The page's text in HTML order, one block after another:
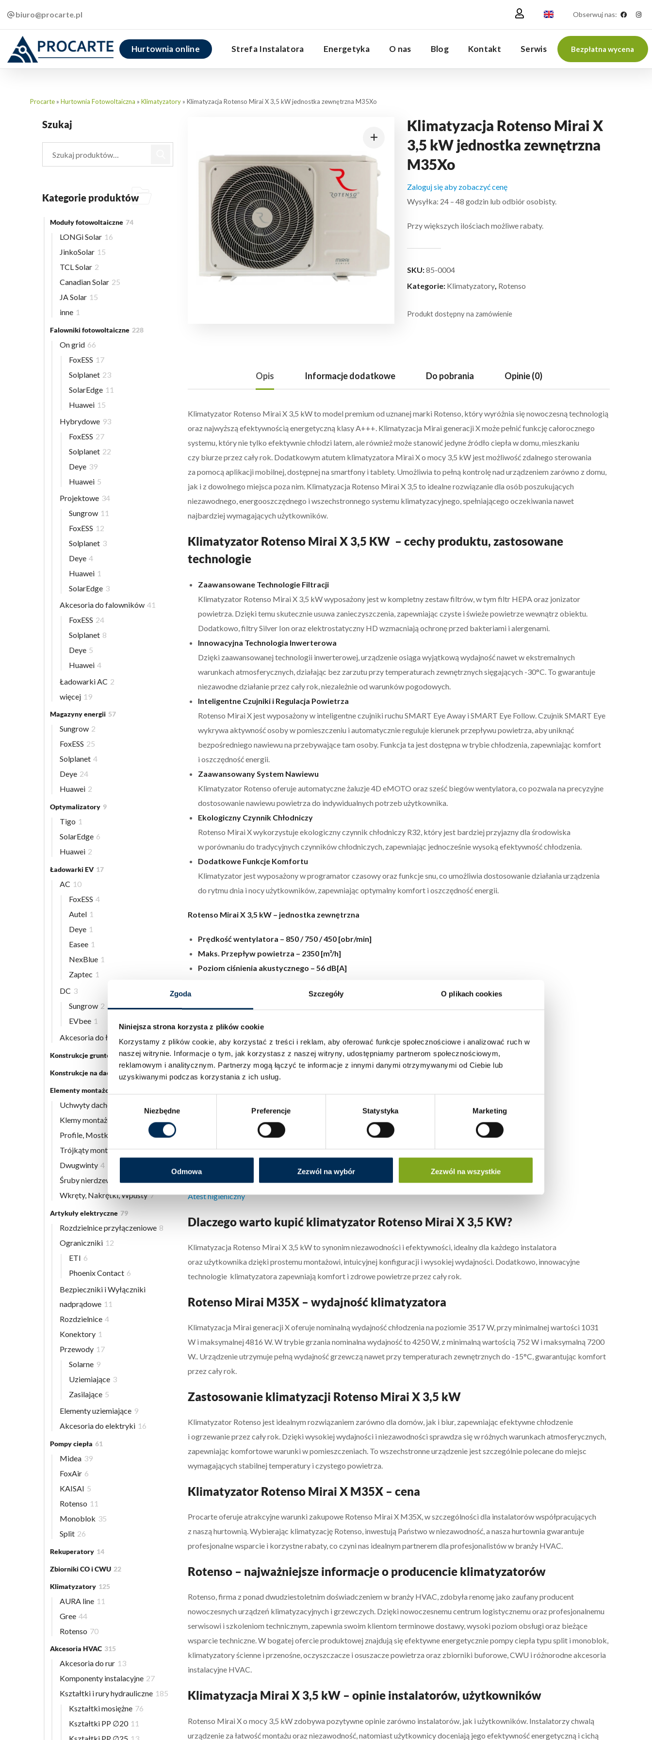
Zgoda Szczegóły O plikach cookies
Niniejsza strona korzysta z plików cookie
Korzystamy z plików cookie, aby korzystać z treści i reklam, aby oferować funkcje społecznościowe i analizować ruch w
naszej witrynie. Informacje o tym, jak korzystasz z naszej witryny, udostępniamy partnerom społecznościowym,
reklamowym i analitycznym. Partnerzy mogą łączyć te informacje z innymi danymi otrzymywanymi od Ciebie lub
uzyskiwanymi podczas korzystania z ich usług.
Niezbędne Preferencje Statystyka Marketing
Odmowa Zezwól na wybór Zezwól na wszystkie
biuro@procarte.pl Obserwuj nas:
Hurtownia online Strefa Instalatora Energetyka O nas Blog Kontakt Serwis Bezpłatna wycena
Procarte » Hurtownia Fotowoltaiczna » Klimatyzatory » Klimatyzacja Rotenso Mirai X 3,5 kW jednostka zewnętrzna M35Xo
Klimatyzacja Rotenso Mirai X
3,5 kW jednostka zewnętrzna
M35Xo
Zaloguj się aby zobaczyć cenę
Wysyłka: 24 – 48 godzin lub odbiór osobisty.
Przy większych ilościach możliwe rabaty.
SKU:85-0004
Kategorie: Klimatyzatory, Rotenso
Produkt dostępny na zamówienie
Opis Informacje dodatkowe Do pobrania Opinie (0)
Klimatyzator Rotenso Mirai X 3,5 kW to model premium od uznanej marki Rotenso, który wyróżnia się nowoczesną technologią
oraz najwyższą efektywnością energetyczną klasy A+++. Klimatyzacja Mirai generacji X może pełnić funkcję całorocznego
systemu, który nie tylko efektywnie chłodzi latem, ale również może stanowić jedyne źródło ciepła w domu, mieszkaniu
czy biurze przez cały rok. Dodatkowym atutem klimatyzatora Mirai X o mocy 3,5 kW jest możliwość zdalnego sterowania
za pomocą aplikacji mobilnej, dostępnej na smartfony i tablety. Umożliwia to pełną kontrolę nad urządzeniem zarówno z domu,
jak i z dowolnego miejsca poza nim. Klimatyzacja Rotenso Mirai X 3,5 to idealne rozwiązanie dla osób poszukujących
niezawodnego, energooszczędnego i wszechstronnego systemu klimatyzacyjnego, spełniającego oczekiwania nawet
najbardziej wymagających użytkowników.
Klimatyzator Rotenso Mirai X 3,5 KW – cechy produktu, zastosowane
technologie
Zaawansowane Technologie Filtracji
Klimatyzator Rotenso Mirai X 3,5 kW wyposażony jest w kompletny zestaw filtrów, w tym filtr HEPA oraz jonizator
powietrza. Dzięki temu skutecznie usuwa zanieczyszczenia, zapewniając czyste i świeże powietrze wewnątrz obiektu.
Dodatkowo, filtry Silver Ion oraz elektrostatyczny HD wzmacniają ochronę przed bakteriami i alergenami.
Innowacyjna Technologia Inwerterowa
Dzięki zaawansowanej technologii inwerterowej, urządzenie osiąga wyjątkową wydajność nawet w ekstremalnych
warunkach atmosferycznych, działając bez zarzutu przy temperaturach zewnętrznych sięgających -30°C. To gwarantuje
niezawodne działanie przez cały rok, niezależnie od warunków pogodowych.
Inteligentne Czujniki i Regulacja Powietrza
Rotenso Mirai X jest wyposażony w inteligentne czujniki ruchu SMART Eye Away i SMART Eye Follow. Czujnik SMART Eye
wykrywa aktywność osoby w pomieszczeniu i automatycznie reguluje kierunek przepływu powietrza, aby uniknąć
bezpośredniego nawiewu na przebywające tam osoby. Funkcja ta jest dostępna w trybie chłodzenia, zapewniając komfort
i oszczędność energii.
Zaawansowany System Nawiewu
Klimatyzator Rotenso oferuje automatyczne żaluzje 4D eMOTO oraz sześć biegów wentylatora, co pozwala na precyzyjne
dostosowanie nawiewu powietrza do indywidualnych potrzeb użytkownika.
Ekologiczny Czynnik Chłodniczy
Rotenso Mirai X wykorzystuje ekologiczny czynnik chłodniczy R32, który jest bardziej przyjazny dla środowiska
w porównaniu do tradycyjnych czynników chłodniczych, zapewniając jednocześnie wysoką efektywność chłodzenia.
Dodatkowe Funkcje Komfortu
Klimatyzator jest wyposażony w programator czasowy oraz funkcje snu, co umożliwia dostosowanie działania urządzenia
do rytmu dnia i nocy użytkowników, zapewniając optymalny komfort i oszczędność energii.
Rotenso Mirai X 3,5 kW – jednostka zewnętrzna
Prędkość wentylatora – 850 / 750 / 450 [obr/min]
Maks. Przepływ powietrza – 2350 [m³/h]
Poziom ciśnienia akustycznego – 56 dB[A]
Wymiary netto – 805 × 330 × 554[mm]
Wymiary brutto – 915 × 370 × 615 [mm]
Waga netto – 28,4 [kg]
Waga brutto – 31 [kg]
Rozstaw mocowań – 511 × 317 [mm]
Typ sprężarki – Rotacyjna DC
Do pobrania:
Instrukcja obsługi WI-FI
Deklaracja zgodności
Atest higieniczny
Dlaczego warto kupić klimatyzator Rotenso Mirai X 3,5 KW?
Klimatyzacja Rotenso Mirai X 3,5 kW to synonim niezawodności i efektywności, idealny dla każdego instalatora
oraz użytkownika dzięki prostemu montażowi, intuicyjnej konfiguracji i wysokiej wydajności. Dodatkowo, innowacyjne
technologie klimatyzatora zapewniają komfort i zdrowe powietrze przez cały rok.
Rotenso Mirai M35X – wydajność klimatyzatora
Klimatyzacja Mirai generacji X oferuje nominalną wydajność chłodzenia na poziomie 3517 W, przy minimalnej wartości 1031
W i maksymalnej 4816 W. W trybie grzania nominalna wydajność to 4250 W, z minimalną wartością 752 W i maksymalną 7200
W.. Urządzenie utrzymuje pełną wydajność grzewczą nawet przy temperaturach zewnętrznych do -15°C, gwarantując komfort
przez cały rok.
Zastosowanie klimatyzacji Rotenso Mirai X 3,5 kW
Klimatyzator Rotenso jest idealnym rozwiązaniem zarówno dla domów, jak i biur, zapewniając efektywne chłodzenie
i ogrzewanie przez cały rok. Dzięki wysokiej wydajności i niezawodności sprawdza się w różnych warunkach atmosferycznych,
zapewniając komfortowe warunki w pomieszczeniach. To wszechstronne urządzenie jest szczególnie polecane do miejsc
wymagających stabilnej temperatury i czystego powietrza.
Klimatyzator Rotenso Mirai X M35X – cena
Procarte oferuje atrakcyjne warunki zakupowe Rotenso Mirai X M35X, w szczególności dla instalatorów współpracujących
z naszą hurtownią. Wybierając klimatyzację Rotenso, inwestują Państwo w niezawodność, a nasza hurtownia gwarantuje
profesjonalne wsparcie i korzystne rabaty, co czyni nas idealnym partnerem dla profesjonalistów w branży HVAC.
Rotenso – najważniejsze informacje o producencie klimatyzatorów
Rotenso, firma z ponad dwudziestoletnim doświadczeniem w branży HVAC, zdobyła renomę jako zaufany producent
nowoczesnych urządzeń klimatyzacyjnych i grzewczych. Dzięki nowoczesnemu centrum logistycznemu oraz profesjonalnemu
serwisowi i szkoleniom technicznym, zapewnia swoim klientom terminowe dostawy, wysoki poziom obsługi oraz bieżące
wsparcie techniczne. W bogatej ofercie produktowej znajdują się efektywne energetycznie pompy ciepła typu split i monoblok,
klimatyzatory ścienne i przenośne, oczyszczacze i osuszacze powietrza oraz zbiorniki buforowe, CWU i różnorodne akcesoria
instalacyjne HVAC.
Klimatyzacja Mirai X 3,5 kW – opinie instalatorów, użytkowników
Rotenso Mirai X o mocy 3,5 kW zdobywa pozytywne opinie zarówno instalatorów, jak i użytkowników. Instalatorzy chwalą
urządzenie za łatwość montażu oraz niezawodność, natomiast użytkownicy doceniają jego efektywność energetyczną i cichą
Szukaj
Kategorie produktów
Moduły fotowoltaiczne 74
LONGi Solar 16
JinkoSolar 15
TCL Solar 2
Canadian Solar 25
JA Solar 15
inne 1
Falowniki fotowoltaiczne 228
On grid 66
FoxESS 17
Solplanet 23
SolarEdge 11
Huawei 15
Hybrydowe 93
FoxESS 27
Solplanet 22
Deye 39
Huawei 5
Projektowe 34
Sungrow 11
FoxESS 12
Solplanet 3
Deye 4
Huawei 1
SolarEdge 3
Akcesoria do falowników 41
FoxESS 24
Solplanet 8
Deye 5
Huawei 4
Ładowarki AC 2
więcej 19
Magazyny energii 57
Sungrow 2
FoxESS 25
Solplanet 4
Deye 24
Huawei 2
Optymalizatory 9
Tigo 1
SolarEdge 6
Huawei 2
Ładowarki EV 17
AC 10
FoxESS 4
Autel 1
Deye 1
Easee 1
NexBlue 1
Zaptec 1
DC 3
Sungrow 2
EVbee 1
Akcesoria do ładowarek EV
Konstrukcje gruntowe 5
Konstrukcje na dach płaski 3
Elementy montażowe
Uchwyty dachowe
Klemy montażowe
Profile, Mostki
Trójkąty montażowe 3
Dwugwinty 4
Śruby nierdzewne
Wkręty, Nakrętki, Wpusty 7
Artykuły elektryczne 79
Rozdzielnice przyłączeniowe 8
Ograniczniki 12
ETI 6
Phoenix Contact 6
Bezpieczniki i Wyłączniki
nadprądowe 11
Rozdzielnice 4
Konektory 1
Przewody 17
Solarne 9
Uziemiające 3
Zasilające 5
Elementy uziemiające 9
Akcesoria do elektryki 16
Pompy ciepła 61
Midea 39
FoxAir 6
KAISAI 5
Rotenso 11
Monoblok 35
Split 26
Rekuperatory 14
Zbiorniki CO i CWU 22
Klimatyzatory 125
AURA line 11
Gree 44
Rotenso 70
Akcesoria HVAC 315
Akcesoria do rur 13
Komponenty instalacyjne 27
Kształtki i rury hydrauliczne 185
Kształtki mosiężne 76
Kształtki PP ∅20 11